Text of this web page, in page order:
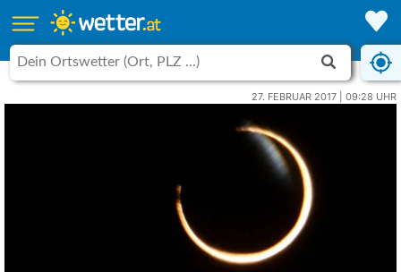
27. FEBRUAR 2017 | 09:28 UHR